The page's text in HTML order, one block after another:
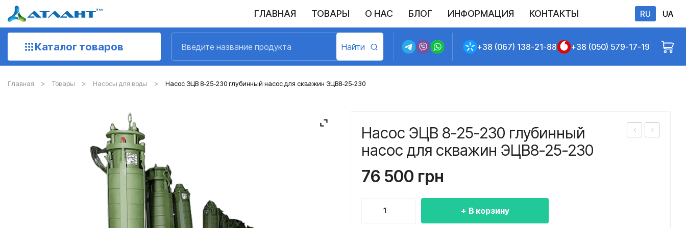
ГЛАВНАЯ ТОВАРЫ О НАС БЛОГ ИНФОРМАЦИЯ КОНТАКТЫ RU UA
Каталог товаров +38 (067) 138-21-88 +38 (050) 579-17-19
Главная Товары Насосы для воды Насос ЭЦВ 8-25-230 глубинный насос для скважин ЭЦВ8-25-230
Насос ЭЦВ 8-25-230 глубинный
насос для скважин ЭЦВ8-25-230
76 500 грн
В корзину